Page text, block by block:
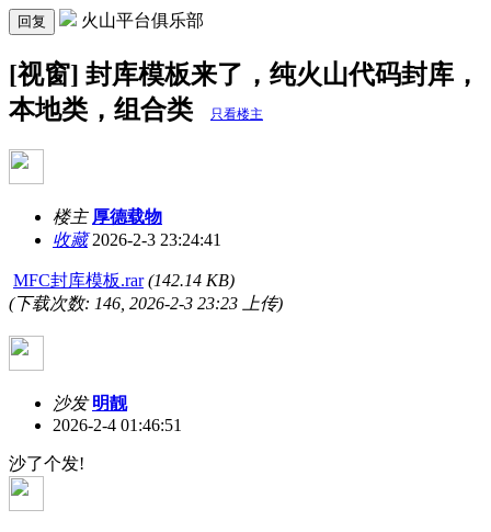
回复 火山平台俱乐部
[视窗] 封库模板来了，纯火山代码封库，
本地类，组合类
只看楼主
楼主 厚德载物
收藏2026-2-3 23:24:41
MFC封库模板.rar (142.14 KB)
(下载次数: 146, 2026-2-3 23:23 上传)
沙发 明靓
2026-2-4 01:46:51
沙了个发!